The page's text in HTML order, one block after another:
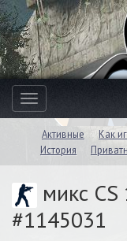
Toggle
navigation
Активные Как
История
микс
#1145031